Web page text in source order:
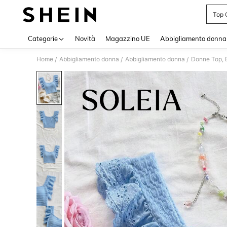
Top
Categorie Novità Magazzino UE Abbigliamento donna
Home / Abbigliamento donna / Abbigliamento donna / Donne Top,